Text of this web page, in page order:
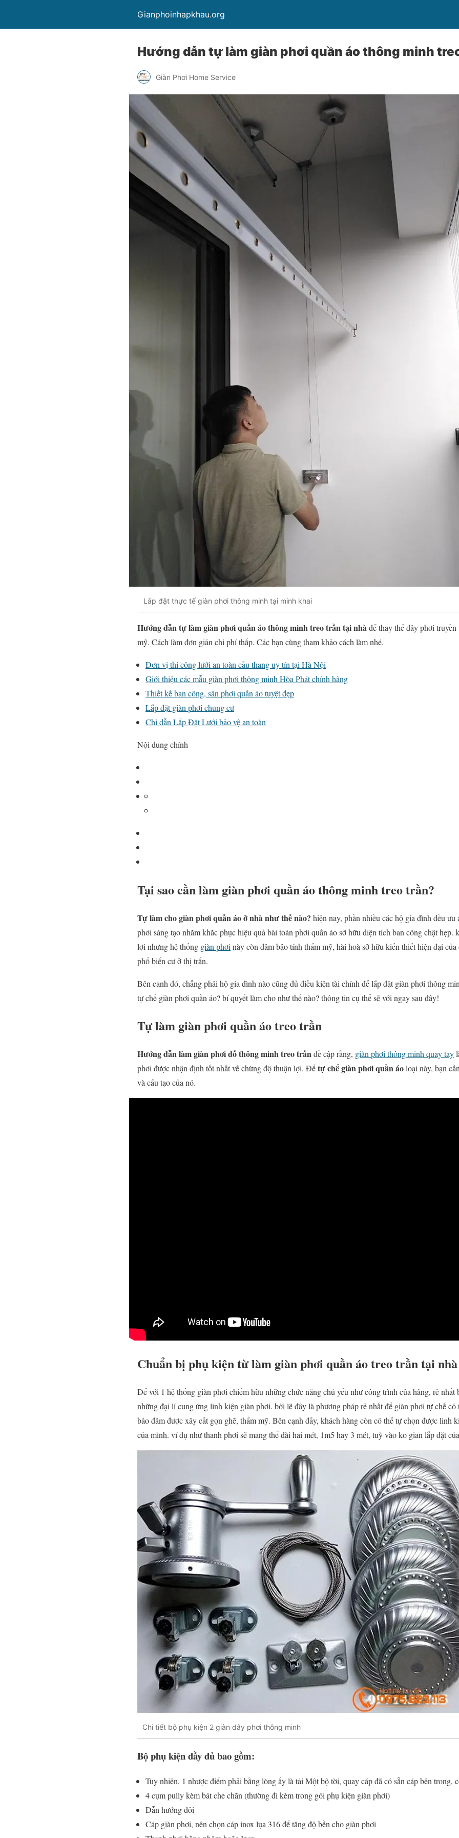
Gianphoinhapkhau.org
Hướng dẫn tự làm giàn phơi quần áo thông minh
Giàn Phơi Home Service
Lắp đặt thực tế giàn phơi thông minh tại minh khai
Hướng dẫn tự làm giàn phơi quần áo thông minh treo trần tại nhàđể thay thế dây phơi
mỹ. Cách làm đơn giản chi phí thấp. Các bạn cùng tham khảo cách làm nhé.
Đơn vị thi công lưới an toàn cầu thang uy tín tại Hà Nội
Giới thiệu các mẫu giàn phơi thông minh Hòa Phát chính hãng
Thiết kế ban công, sân phơi quần áo tuyệt đẹp
Lắp đặt giàn phơi chung cư
Chỉ dẫn Lắp Đặt Lưới bảo vệ an toàn
Nội dung chính
Tại sao cần làm giàn phơi quần áo thông minh treo trần?
Tự làm cho giàn phơi quần áo ở nhà như thế nào? hiện nay, phần nhiều các hộ gia đình đều ưu
phơi sáng tạo nhằm khắc phục hiệu quả bài toán phơi quần áo sở hữu diện tích ban công chật hẹp.
lợi nhưng hệ thống giàn phơi này còn đảm bảo tính thẩm mỹ, hài hoà sở hữu kiến thiết hiện đại
phổ biến cư ở thị trấn.
Bên cạnh đó, chẳng phải hộ gia đình nào cũng đủ điều kiện tài chính để lắp đặt giàn phơi thông
tự chế giàn phơi quần áo? bí quyết làm cho như thế nào? thông tin cụ thể sẽ với ngay sau đây!
Tự làm giàn phơi quần áo treo trần
Hướng dẫn làm giàn phơi đồ thông minh treo trầnđề cập rằng, giàn phơi thông minh quay tay
phơi được nhận định tốt nhất về chừng độ thuận lợi. Đểtự chế giàn phơi quần áoloại này, bạn
và cấu tạo của nó.
Chuẩn bị phụ kiện từ làm giàn phơi quần áo treo trần tại nhà
Để với 1 hệ thống giàn phơi chiếm hữu những chức năng chủ yếu như công trình của hãng, rẻ nhất
những đại lí cung ứng linh kiện giàn phơi. bởi lẽ đây là phương pháp rẻ nhất để giàn phơi tự chế có
bảo đảm được xây cất gọn ghẽ, thẩm mỹ. Bên cạnh đấy, khách hàng còn có thể tự chọn được linh
của mình. ví dụ như thanh phơi sẽ mang thể dài hai mét, 1m5 hay 3 mét, tuỳ vào ko gian lắp đặt
Chi tiết bộ phụ kiện 2 giàn dây phơi thông minh
Bộ phụ kiện đầy đủ bao gồm:
Tuy nhiên, 1 nhược điểm phải bằng lòng ấy là tải Một bộ tời, quay cáp đã có sẵn cáp bên trong,
4 cụm pully kèm bát che chắn (thường đi kèm trong gói phụ kiện giàn phơi)
Dẫn hướng đôi
Cáp giàn phơi, nên chọn cáp inox lụa 316 để tăng độ bền cho giàn phơi